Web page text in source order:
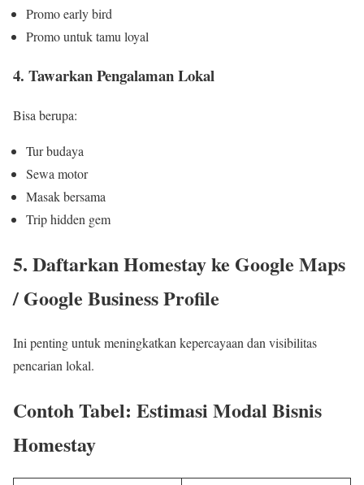
Promo early bird
Promo untuk tamu loyal
4. Tawarkan Pengalaman Lokal
Bisa berupa:
Tur budaya
Sewa motor
Masak bersama
Trip hidden gem
5. Daftarkan Homestay ke Google Maps
/ Google Business Profile
Ini penting untuk meningkatkan kepercayaan dan visibilitas
pencarian lokal.
Contoh Tabel: Estimasi Modal Bisnis
Homestay